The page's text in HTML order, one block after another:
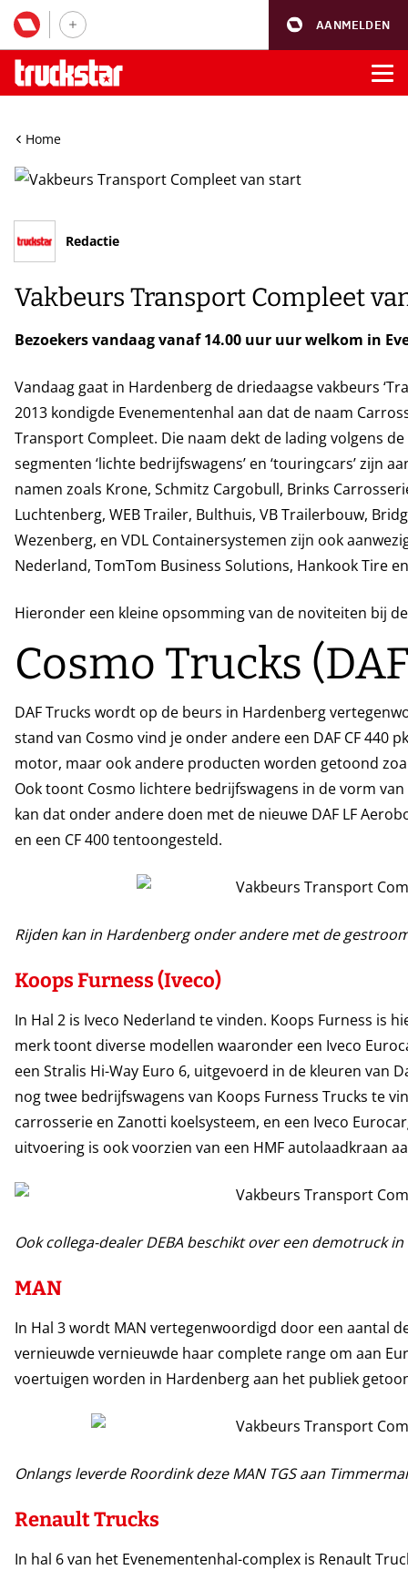
AANMELDEN
Home
Redactie
Vakbeurs Transport Compleet
Bezoekers vandaag vanaf 14.00 uur uur welkom in
Vandaag gaat in Hardenberg de driedaagse vakbeurs
2013 kondigde Evenementenhal aan dat de naam
Transport Compleet. Die naam dekt de lading volgens
segmenten ‘lichte bedrijfswagens’ en ‘touringcars’ zijn
namen zoals Krone, Schmitz Cargobull, Brinks
Luchtenberg, WEB Trailer, Bulthuis, VB Trailerbouw,
Wezenberg, en VDL Containersystemen zijn ook
Nederland, TomTom Business Solutions, Hankook Tire
Hieronder een kleine opsomming van de noviteiten bij
Cosmo Trucks
DAF Trucks wordt op de beurs in Hardenberg
stand van Cosmo vind je onder andere een DAF CF 440
motor, maar ook andere producten worden getoond
Ook toont Cosmo lichtere bedrijfswagens in de vorm
kan dat onder andere doen met de nieuwe DAF LF
en een CF 400 tentoongesteld.
Rijden kan in Hardenberg onder andere met de
Koops Furness (Iveco)
In Hal 2 is Iveco Nederland te vinden. Koops Furness is
merk toont diverse modellen waaronder een Iveco
een Stralis Hi-Way Euro 6, uitgevoerd in de kleuren van
nog twee bedrijfswagens van Koops Furness Trucks te
carrosserie en Zanotti koelsysteem, en een Iveco
uitvoering is ook voorzien van een HMF autolaadkraan
Ook collega-dealer DEBA beschikt over een demotruck
MAN
In Hal 3 wordt MAN vertegenwoordigd door een aantal
vernieuwde vernieuwde haar complete range om aan
voertuigen worden in Hardenberg aan het publiek
Onlangs leverde Roordink deze MAN TGS aan
Renault Trucks
In hal 6 van het Evenementenhal-complex is Renault